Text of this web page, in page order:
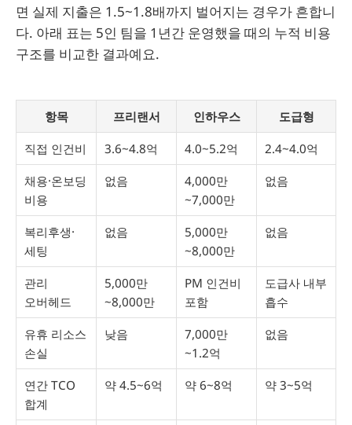
면 실제 지출은 1.5~1.8배까지 벌어지는 경우가 흔합니
다. 아래 표는 5인 팀을 1년간 운영했을 때의 누적 비용
구조를 비교한 결과예요.
항목 프리랜서 인하우스 도급형
직접 인건비 3.6~4.8억 4.0~5.2억 2.4~4.0억
채용·온보딩
비용
없음
4,000만
~7,000만
없음
복리후생·
세팅
없음
5,000만
~8,000만
없음
관리
오버헤드
5,000만
~8,000만
PM 인건비
포함
도급사 내부
흡수
유휴 리소스
손실
낮음
7,000만
~1.2억
없음
연간 TCO
합계
약 4.5~6억 약 6~8억 약 3~5억